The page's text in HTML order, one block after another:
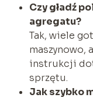
Czy gładź
agregatu?
Tak, wiele
maszynowo,
instrukcji
sprzętu.
Jak szybko